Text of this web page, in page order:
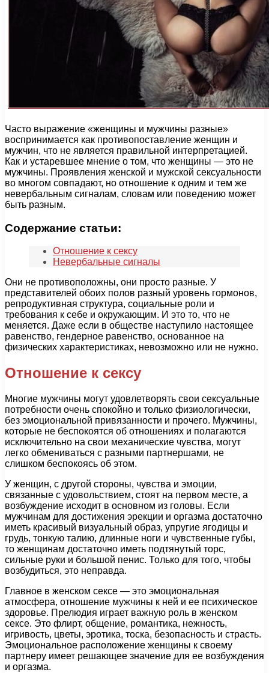
Часто выражение «женщины и мужчины разные»
воспринимается как противопоставление женщин и
мужчин, что не является правильной интерпретацией.
Как и устаревшее мнение о том, что женщины — это не
мужчины. Проявления женской и мужской сексуальности
во многом совпадают, но отношение к одним и тем же
невербальным сигналам, словам или поведению может
быть разным.
Содержание статьи:
Отношение к сексу
Невербальные сигналы
Они не противоположны, они просто разные. У
представителей обоих полов разный уровень гормонов,
репродуктивная структура, социальные роли и
требования к себе и окружающим. И это то, что не
меняется. Даже если в обществе наступило настоящее
равенство, гендерное равенство, основанное на
физических характеристиках, невозможно или не нужно.
Отношение к сексу
Многие мужчины могут удовлетворять свои сексуальные
потребности очень спокойно и только физиологически,
без эмоциональной привязанности и прочего. Мужчины,
которые не беспокоятся об отношениях и полагаются
исключительно на свои механические чувства, могут
легко обмениваться с разными партнершами, не
слишком беспокоясь об этом.
У женщин, с другой стороны, чувства и эмоции,
связанные с удовольствием, стоят на первом месте, а
возбуждение исходит в основном из головы. Если
мужчинам для достижения эрекции и оргазма достаточно
иметь красивый визуальный образ, упругие ягодицы и
грудь, тонкую талию, длинные ноги и чувственные губы,
то женщинам достаточно иметь подтянутый торс,
сильные руки и большой пенис. Только для того, чтобы
возбудиться, это неправда.
Главное в женском сексе — это эмоциональная
атмосфера, отношение мужчины к ней и ее психическое
здоровье. Прелюдия играет важную роль в женском
сексе. Это флирт, общение, романтика, нежность,
игривость, цветы, эротика, тоска, безопасность и страсть.
Эмоциональное расположение женщины к своему
партнеру имеет решающее значение для ее возбуждения
и оргазма.